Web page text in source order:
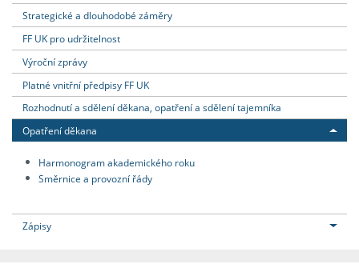
Strategické a dlouhodobé záměry
FF UK pro udržitelnost
Výroční zprávy
Platné vnitřní předpisy FF UK
Rozhodnutí a sdělení děkana, opatření a sdělení tajemníka
Opatření děkana
Harmonogram akademického roku
Směrnice a provozní řády
Zápisy